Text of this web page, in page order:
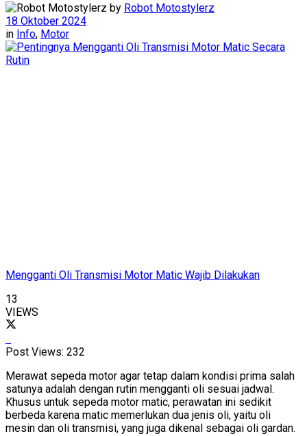
by Robot Motostylerz
18 Oktober 2024
in Info, Motor
Mengganti Oli Transmisi Motor Matic Wajib Dilakukan
13
VIEWS
Post Views: 232
Merawat sepeda motor agar tetap dalam kondisi prima salah
satunya adalah dengan rutin mengganti oli sesuai jadwal.
Khusus untuk sepeda motor matic, perawatan ini sedikit
berbeda karena matic memerlukan dua jenis oli, yaitu oli
mesin dan oli transmisi, yang juga dikenal sebagai oli gardan.